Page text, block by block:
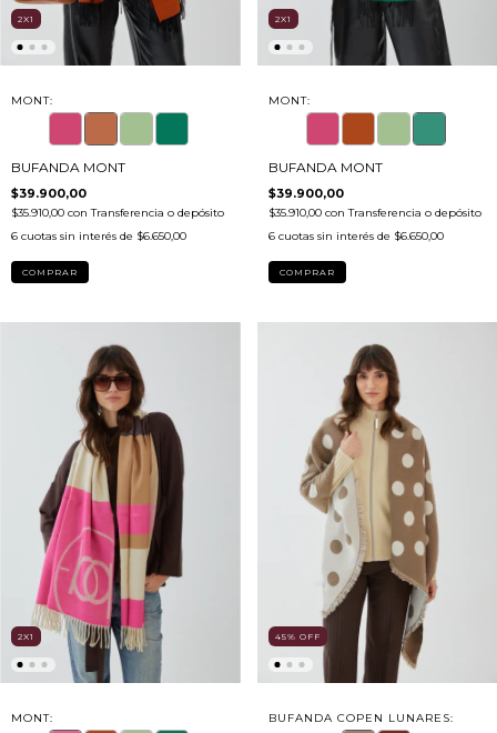
2X1
MONT:
BUFANDA MONT
$39.900,00
$35.910,00 con Transferencia o depósito
6 cuotas sin interés de $6.650,00
COMPRAR
2X1
MONT:
BUFANDA MONT
$39.900,00
$35.910,00 con Transferencia o depósito
6 cuotas sin interés de $6.650,00
COMPRAR
2X1
MONT:
45% OFF
BUFANDA COPEN LUNARES: